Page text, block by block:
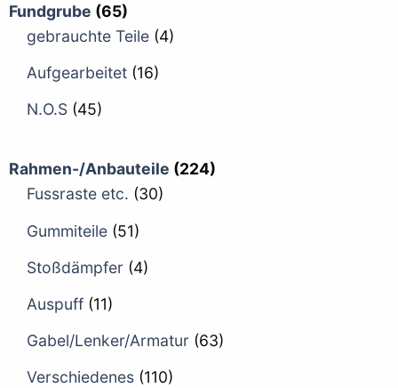
Fundgrube (65)
gebrauchte Teile (4)
Aufgearbeitet (16)
N.O.S (45)
Rahmen-/Anbauteile (224)
Fussraste etc. (30)
Gummiteile (51)
Stoßdämpfer (4)
Auspuff (11)
Gabel/Lenker/Armatur (63)
Verschiedenes (110)